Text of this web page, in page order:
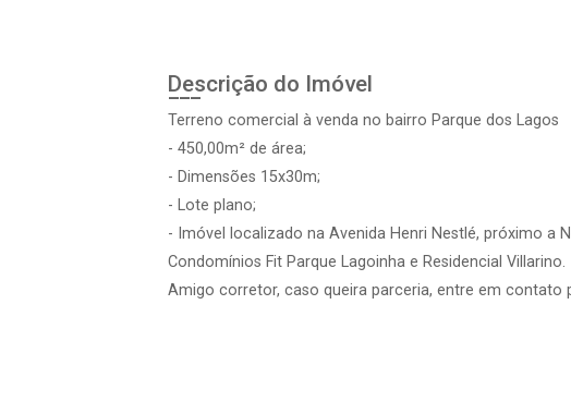
Descrição do Imóvel
Terreno comercial à venda no bairro Parque dos Lagos
- 450,00m² de área;
- Dimensões 15x30m;
- Lote plano;
- Imóvel localizado na Avenida Henri Nestlé, próximo a
Condomínios Fit Parque Lagoinha e Residencial Villarino.
Amigo corretor, caso queira parceria, entre em contato